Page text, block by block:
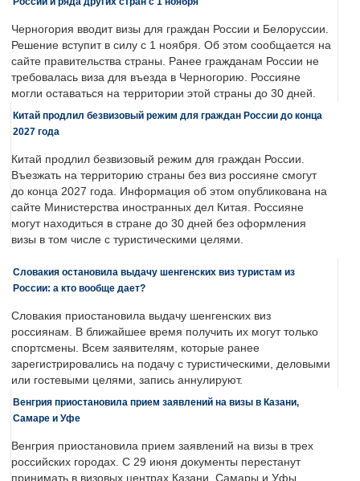
Черногория вводит визы для граждан России и Белоруссии.
Решение вступит в силу с 1 ноября. Об этом сообщается на
сайте правительства страны. Ранее гражданам России не
требовалась виза для въезда в Черногорию. Россияне
могли оставаться на территории этой страны до 30 дней.
Китай продлил безвизовый режим для граждан России до конца
2027 года
Китай продлил безвизовый режим для граждан России.
Въезжать на территорию страны без виз россияне смогут
до конца 2027 года. Информация об этом опубликована на
сайте Министерства иностранных дел Китая. Россияне
могут находиться в стране до 30 дней без оформления
визы в том числе с туристическими целями.
Словакия остановила выдачу шенгенских виз туристам из
России: а кто вообще дает?
Словакия приостановила выдачу шенгенских виз
россиянам. В ближайшее время получить их могут только
спортсмены. Всем заявителям, которые ранее
зарегистрировались на подачу с туристическими, деловыми
или гостевыми целями, запись аннулируют.
Венгрия приостановила прием заявлений на визы в Казани,
Самаре и Уфе
Венгрия приостановила прием заявлений на визы в трех
российских городах. С 29 июня документы перестанут
принимать в визовых центрах Казани, Самары и Уфы.